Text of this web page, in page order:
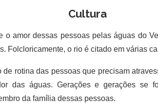
Cultura
amor dessas pessoas pelas águas do
Folcloricamente, o rio é citado em várias
rotina das pessoas que precisam
das águas. Gerações e gerações se
da família dessas pessoas.